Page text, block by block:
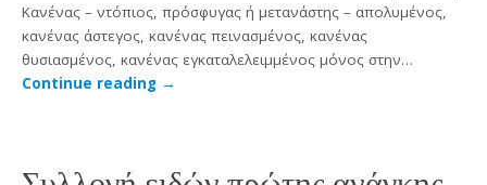
Κανένας – ντόπιος, πρόσφυγας ή μετανάστης – απολυμένος,
κανένας άστεγος, κανένας πεινασμένος, κανένας
θυσιασμένος, κανένας εγκαταλελειμμένος μόνος στην…
Continue reading →